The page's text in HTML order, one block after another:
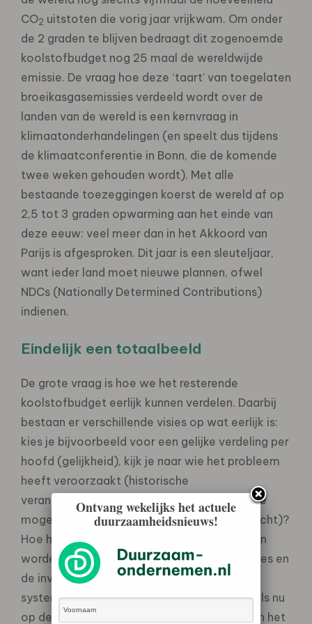
CO2 uitstoten die vorig jaar vrijkwam. Om onder
de 2 graden te blijven bedraagt dit zogenoemde
koolstofbudget nog 25 maal de wereldwijde
emissie. De vraag hoe deze ‘taart’ van toegelaten
broeikasgasemissies verdeeld wordt over de
landen van de wereld is een kernvraag in
klimaatonderhandelingen (en speelt dus tijdens
de klimaatconferentie in Bonn, die de komende
twee weken gehouden wordt). Met alle
bestaande toezeggingen koerst de wereld af op
2,5 tot 3 graden opwarming aan het einde van
deze eeuw: veel meer dan in het Akkoord van
Parijs is afgesproken. Dit jaar is een sleuteljaar,
want ieder land moet nieuwe plannen, ofwel
NDCs (Nationally Determined Contributions)
indienen.
Eindelijk een totaalbeeld
De grote vraag is hoe we het resterende
koolstofbudget eerlijk kunnen verdelen. Daarbij
bestaan er verschillende visies op wat eerlijk is:
kies je bijvoorbeeld voor een gelijke verdeling per
hoofd (gelijkheid), kijk je naar wie het probleem
heeft veroorzaakt (historische
verantwoordelijkheid) of naar wie de meeste
mogelijkheden heeft bij te dragen (draagkracht)?
Hoe het koolstofbudget verdeeld zou kunnen
worden op grond van deze verschillende visies en
de invulling hiervan is nog nooit eerder zo
systematisch en volledig in kaart gebracht als nu
op de website
van het
Ontvang wekelijks het actuele
duurzaamheidsnieuws!